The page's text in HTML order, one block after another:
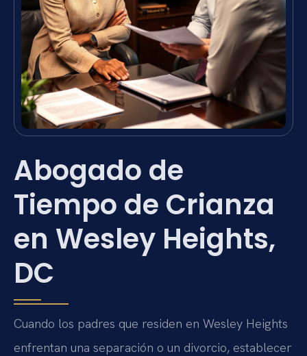
Abogado de
Tiempo de Crianza
en Wesley Heights,
DC
Cuando los padres que residen en Wesley Heights
enfrentan una separación o un divorcio, establecer